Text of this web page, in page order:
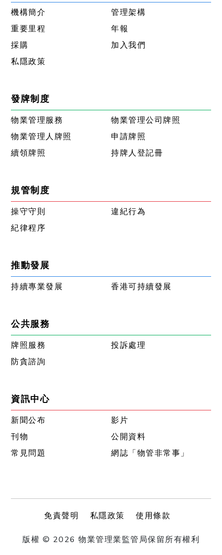
機構簡介
管理架構
重要里程
年報
採購
加入我們
私隱政策
發牌制度
物業管理服務
物業管理公司牌照
物業管理人牌照
申請牌照
續領牌照
持牌人登記冊
規管制度
操守守則
違紀行為
紀律程序
推動發展
持續專業發展 香港可持續發展
公共服務
牌照服務
投訴處理
防貪諮詢
資訊中心
新聞公布
影片
刊物
公開資料
常見問題
網誌「物管非常事」
免責聲明 私隱政策 使用條款
版權 © 2026 物業管理業監管局保留所有權利